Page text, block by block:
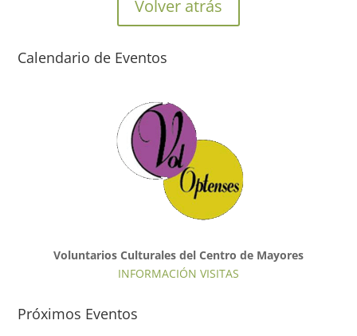
Volver atrás
Calendario de Eventos
Voluntarios Culturales del Centro de Mayores
INFORMACIÓN VISITAS
Próximos Eventos